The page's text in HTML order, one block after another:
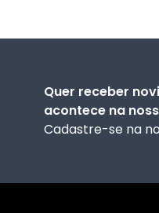
Quer receber
acontece na
Cadastre-se na